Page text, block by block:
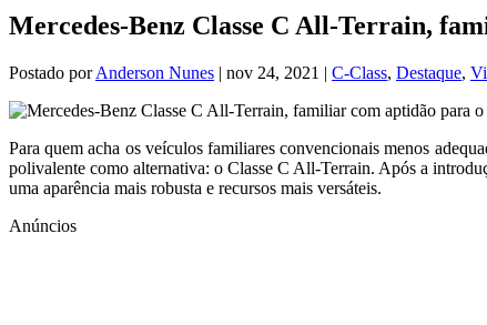
Mercedes-Benz Classe C All-Terrain,
Postado porAnderson Nunes | nov 24, 2021 | C-Class, Destaque,
Para quem acha os veículos familiares convencionais menos
polivalente como alternativa: o Classe C All-Terrain. Após a
uma aparência mais robusta e recursos mais versáteis.
Anúncios